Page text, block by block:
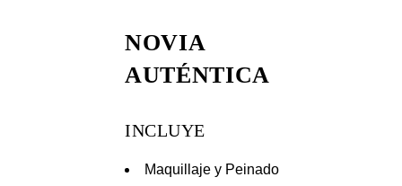
NOVIA
AUTÉNTICA
INCLUYE
Maquillaje y Peinado